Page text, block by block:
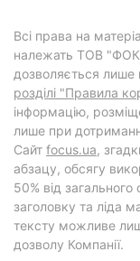
Всі права на
належать ТОВ
дозволяється лише
розділі "Правила
інформацію,
лише при
Cайт focus.ua,
абзацу, обсягу
50% від загального
заголовку та ліда
тексту можливе
дозволу Компанії.